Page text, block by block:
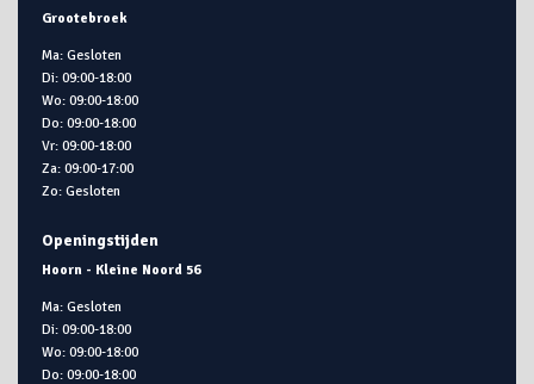
Grootebroek
Ma: Gesloten
Di: 09:00-18:00
Wo: 09:00-18:00
Do: 09:00-18:00
Vr: 09:00-18:00
Za: 09:00-17:00
Zo: Gesloten
Openingstijden
Hoorn - Kleine Noord 56
Ma: Gesloten
Di: 09:00-18:00
Wo: 09:00-18:00
Do: 09:00-18:00